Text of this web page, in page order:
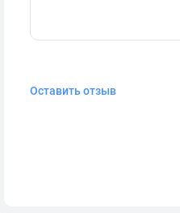
Оставить отзыв